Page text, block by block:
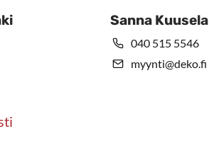
Sanna Kuusela
040 515 5546
myynti@deko.fi